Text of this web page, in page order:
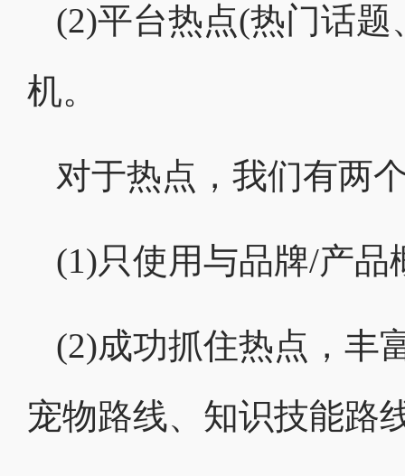
(2)平台热点(热门话
机。
对于热点，我们有两
(1)只使用与品牌/产品
(2)成功抓住热点，丰
宠物路线、知识技能路